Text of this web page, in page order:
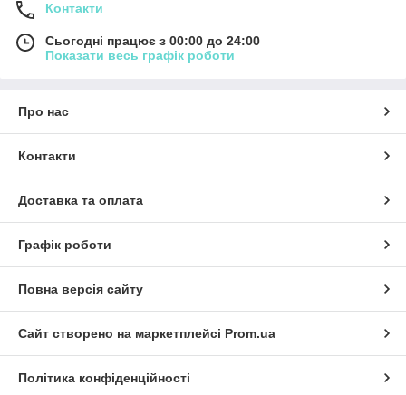
Контакти
Сьогодні працює з 00:00 до 24:00
Показати весь графік роботи
Про нас
Контакти
Доставка та оплата
Графік роботи
Повна версія сайту
Сайт створено на маркетплейсі Prom.ua
Політика конфіденційності